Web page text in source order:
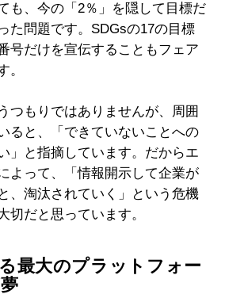
も、今の「2％」を隠して目標だ
た問題です。SDGsの17の目標
号だけを宣伝することもフェア
。
つもりではありませんが、周囲
ると、「できていないことへの
」と指摘しています。だからエ
よって、「情報開示して企業が
、淘汰されていく」という危機
切だと思っています。
最大のプラットフォー